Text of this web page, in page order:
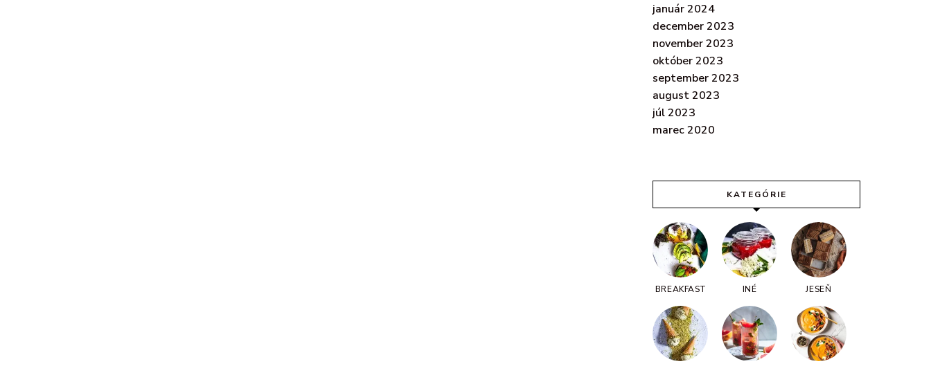
január 2024
december 2023
november 2023
október 2023
september 2023
august 2023
júl 2023
marec 2020
KATEGÓRIE
BREAKFAST INÉ JESEŇ